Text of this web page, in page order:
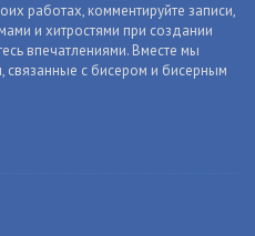
работах, комментируйте записи,
и хитростями при создании
впечатлениями. Вместе мы
с бисером и бисерным